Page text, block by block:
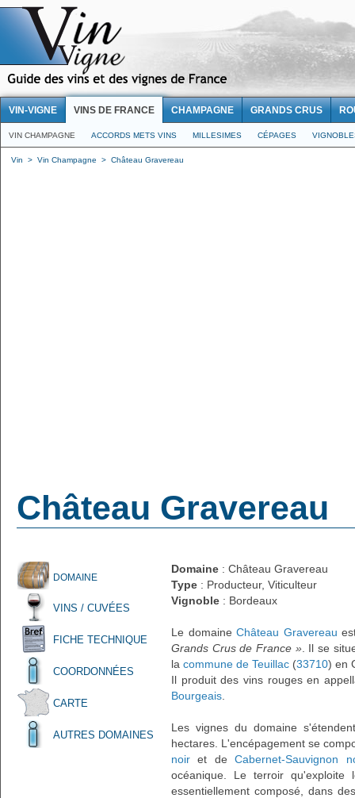
VIN-VIGNE VINS DE FRANCE CHAMPAGNE GRANDS CRUS
VIN CHAMPAGNE ACCORDS METS VINS MILLESIMES CÉPAGES
Vin > Vin Champagne > Château Gravereau
Château Gravereau
DOMAINE
VINS / CUVÉES
FICHE TECHNIQUE
COORDONNÉES
CARTE
AUTRES DOMAINES
Domaine : Château Gravereau
Type : Producteur, Viticulteur
Vignoble : Bordeaux
Le domaineChâteau Gravereau
Grands Crus de France ». Il se
la commune de Teuillac (33710) en
Il produit des vins rouges en
Bourgeais
Les vignes du domaine
hectares. L'encépagement se
noir et deCabernet-Sauvignon
océanique. Le terroir
essentiellement composé, dans